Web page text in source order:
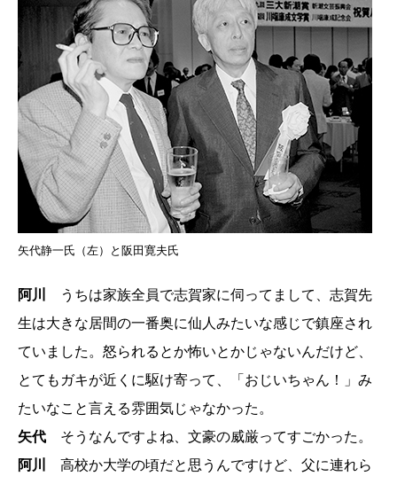
矢代静一氏（左）と阪田寛夫氏
阿川
うちは家族全員で志賀家に伺ってまして、志賀先
生は大きな居間の一番奥に仙人みたいな感じで鎮座され
ていました。怒られるとか怖いとかじゃないんだけど、
とてもガキが近くに駆け寄って、「おじいちゃん！」み
たいなこと言える雰囲気じゃなかった。
矢代 そうなんですよね、文豪の威厳ってすごかった。
阿川
高校か大学の頃だと思うんですけど、父に連れら